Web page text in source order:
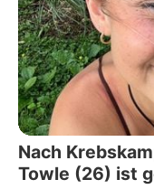
Nach
Towle (26) ist